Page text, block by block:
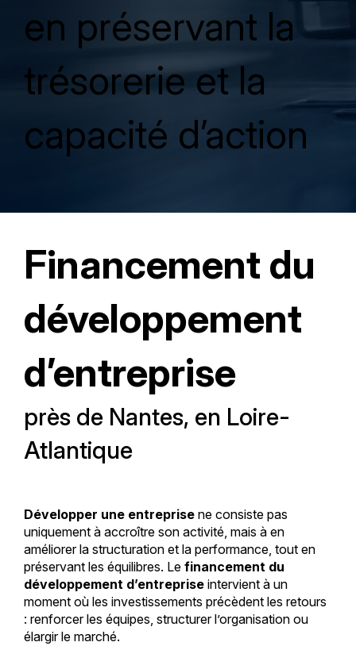
en préservant la
trésorerie et la
capacité d’action
Financement du
développement
d’entreprise
près de Nantes, en Loire-
Atlantique
Développer une entreprisene consiste pas
uniquement à accroître son activité, mais à en
améliorer la structuration et la performance, tout en
préservant les équilibres. Le financement du
développement d’entrepriseintervient à un
moment où les investissements précèdent les retours
: renforcer les équipes, structurer l’organisation ou
élargir le marché.